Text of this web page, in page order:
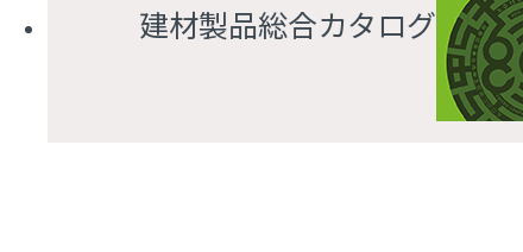
建材製品総合カタログ